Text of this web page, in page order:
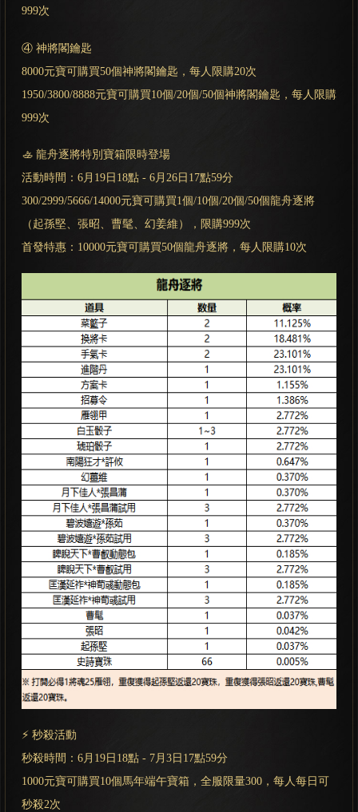
999次
④ 神將閣鑰匙
8000元寶可購買50個神將閣鑰匙，每人限購20次
1950/3800/8888元寶可購買10個/20個/50個神將閣鑰匙，每人限購
999次
🚣 龍舟逐將特別寶箱限時登場
活動時間：6月19日18點 - 6月26日17點59分
300/2999/5666/14000元寶可購買1個/10個/20個/50個龍舟逐將
（起孫堅、張昭、曹髦、幻姜維），限購999次
首發特惠：10000元寶可購買50個龍舟逐將，每人限購10次
⚡ 秒殺活動
秒殺時間：6月19日18點 - 7月3日17點59分
1000元寶可購買10個馬年端午寶箱，全服限量300，每人每日可
秒殺2次